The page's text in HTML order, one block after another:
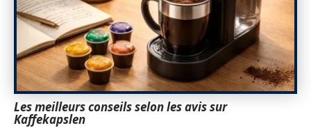
Les meilleurs conseils selon les avis sur
Kaffekapslen